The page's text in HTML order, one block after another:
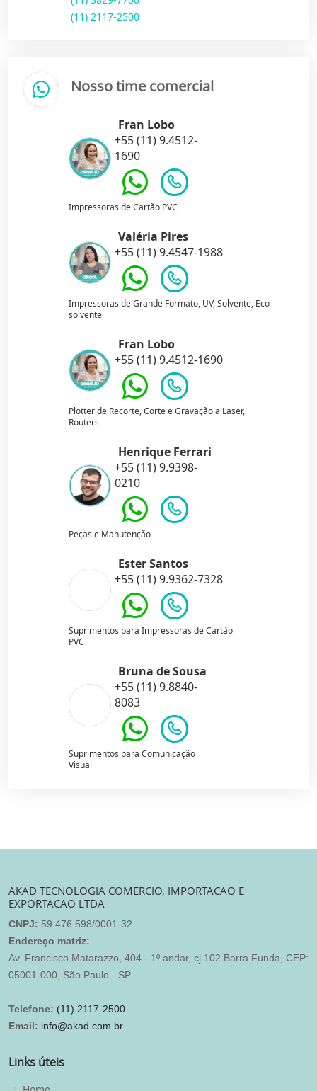
(11) 2117-2500
Nosso time comercial
Fran Lobo
+55 (11) 9.4512-
1690
Impressoras de Cartão PVC
Valéria Pires
+55 (11) 9.4547-1988
Impressoras de Grande Formato, UV, Solvente, Eco-
solvente
Fran Lobo
+55 (11) 9.4512-1690
Plotter de Recorte, Corte e Gravação a Laser,
Routers
Henrique Ferrari
+55 (11) 9.9398-
0210
Peças e Manutenção
Ester Santos
+55 (11) 9.9362-7328
Suprimentos para Impressoras de Cartão
PVC
Bruna de Sousa
+55 (11) 9.8840-
8083
Suprimentos para Comunicação
Visual
AKAD TECNOLOGIA COMERCIO, IMPORTACAO E
EXPORTACAO LTDA
CNPJ: 59.476.598/0001-32
Endereço matriz:
Av. Francisco Matarazzo, 404 - 1º andar, cj 102 Barra Funda, CEP:
05001-000, São Paulo - SP
Telefone: (11) 2117-2500
Email: info@akad.com.br
Links úteis